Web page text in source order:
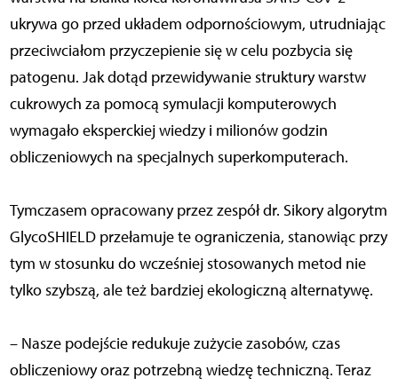
ukrywa go przed układem odpornościowym, utrudniając
przeciwciałom przyczepienie się w celu pozbycia się
patogenu. Jak dotąd przewidywanie struktury warstw
cukrowych za pomocą symulacji komputerowych
wymagało eksperckiej wiedzy i milionów godzin
obliczeniowych na specjalnych superkomputerach.
Tymczasem opracowany przez zespół dr. Sikory algorytm
GlycoSHIELD przełamuje te ograniczenia, stanowiąc przy
tym w stosunku do wcześniej stosowanych metod nie
tylko szybszą, ale też bardziej ekologiczną alternatywę.
– Nasze podejście redukuje zużycie zasobów, czas
obliczeniowy oraz potrzebną wiedzę techniczną. Teraz